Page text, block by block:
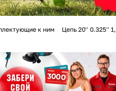
к ним Цепь 20'' 0.325''